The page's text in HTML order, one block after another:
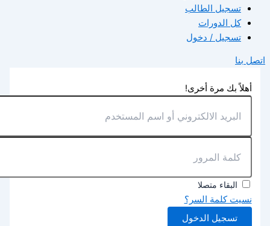
تسجيل الطالب
كل الدورات
تسجيل / دخول
اتصل بنا
أهلاً بك مرة أخرى!
البقاء متصلا
نسيت كلمة السر؟
تسجيل الدخول